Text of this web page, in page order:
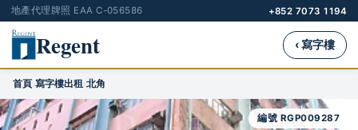
地產代理牌照 EAA C-056586 +852 7073 1194
Regent ‹ 寫字樓
首頁›寫字樓出租›北角
編號 RGP009287